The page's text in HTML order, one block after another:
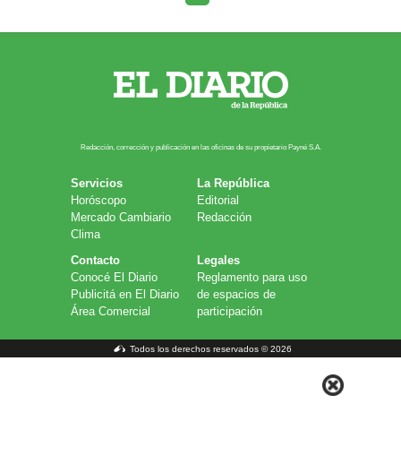
Redacción, corrección y publicación en las oficinas de su propietario Payn​é S.A.
Servicios
Horóscopo
Mercado Cambiario
Clima
La República
Editorial
Redacción
Contacto
Conocé El Diario
Publicitá en El Diario
Área Comercial
Legales
Reglamento para uso
de espacios de
participación
Todos los derechos reservados © 2026